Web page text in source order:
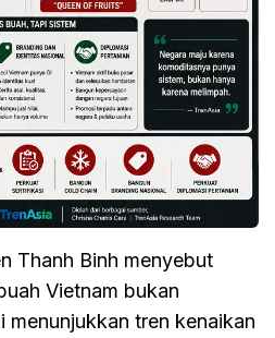
Thanh Binh menyebut
Vietnam bukan
menunjukkan tren kenaikan